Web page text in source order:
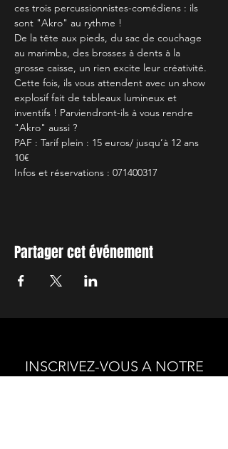
ces trois percussionnistes-comédiens : ils
sont "Akro" au rythme !
De la tête aux pieds, du sac de couchage
au marimba, des brosses à dents à la
grosse caisse, un rien excite leur créativité.
Cette fois, ils vous attendent avec un show
explosif fait de tableaux lumineux et
inventifs ! Parviendront-ils à vous rendre
"Akro" aussi ?
PAF : Tarif plein : 15 euros/ jusqu’à 12 ans
10€
Infos et réservations : 071400317
Partager cet événement
INSCRIVEZ-VOUS A NOTRE